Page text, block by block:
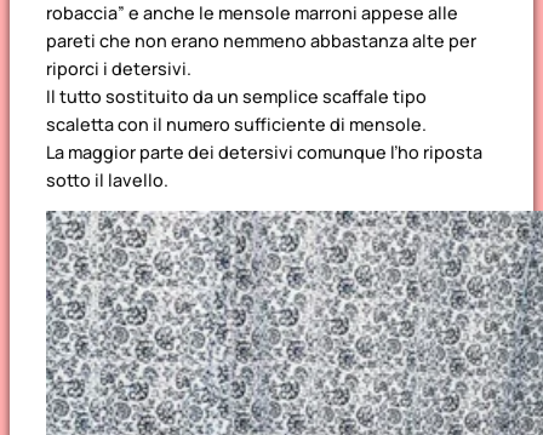
robaccia” e anche le mensole marroni appese alle
pareti che non erano nemmeno abbastanza alte per
riporci i detersivi.
Il tutto sostituito da un semplice scaffale tipo
scaletta con il numero sufficiente di mensole.
La maggior parte dei detersivi comunque l’ho riposta
sotto il lavello.